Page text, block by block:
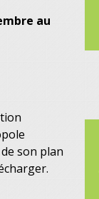
au
son plan